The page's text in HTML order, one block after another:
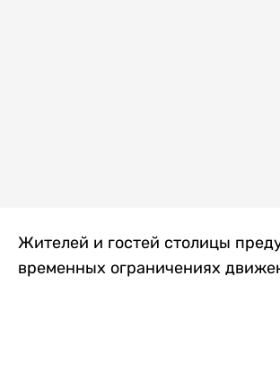
Жителей и гостей столицы
временных ограничениях